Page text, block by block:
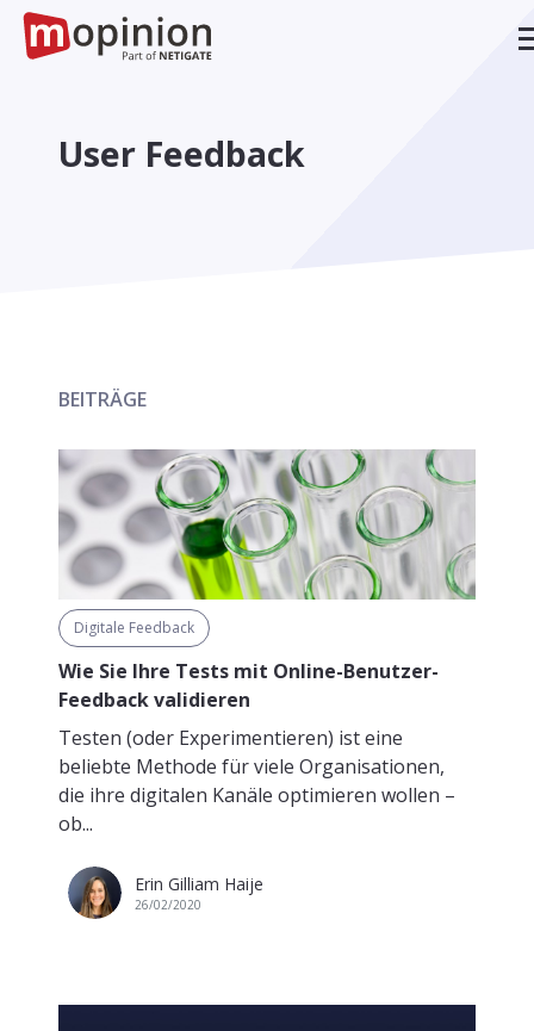
User Feedback
BEITRÄGE
Digitale Feedback
Wie Sie Ihre Tests mit Online-Benutzer-
Feedback validieren
Testen (oder Experimentieren) ist eine
beliebte Methode für viele Organisationen,
die ihre digitalen Kanäle optimieren wollen –
ob...
Erin Gilliam Haije
26/02/2020